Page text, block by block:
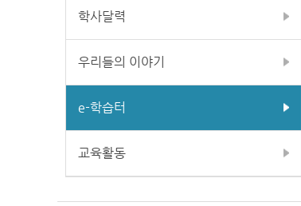
학사달력
우리들의 이야기
e-학습터
교육활동